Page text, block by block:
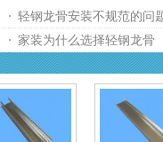
轻钢龙骨安装不规范的问
家装为什么选择轻钢龙骨